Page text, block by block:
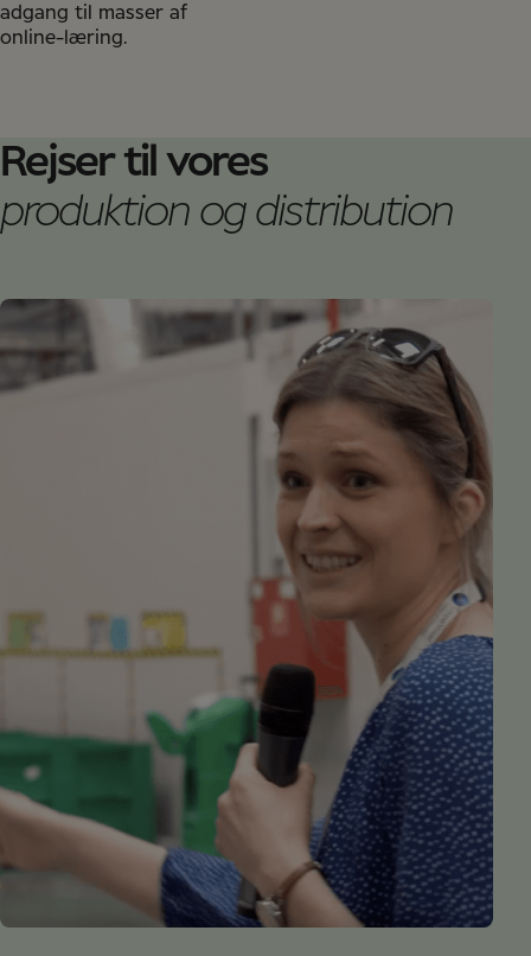
adgang til masser af
online-læring.
Rejser til vores
produktion og distribution